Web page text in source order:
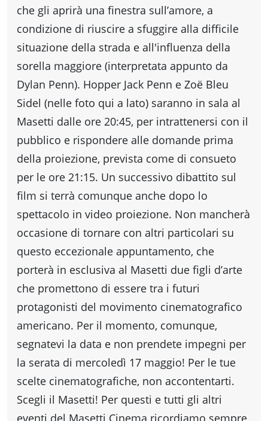
che gli aprirà una finestra sull’amore, a
condizione di riuscire a sfuggire alla difficile
situazione della strada e all'influenza della
sorella maggiore (interpretata appunto da
Dylan Penn). Hopper Jack Penn e Zoë Bleu
Sidel (nelle foto qui a lato) saranno in sala al
Masetti dalle ore 20:45, per intrattenersi con il
pubblico e rispondere alle domande prima
della proiezione, prevista come di consueto
per le ore 21:15. Un successivo dibattito sul
film si terrà comunque anche dopo lo
spettacolo in video proiezione. Non mancherà
occasione di tornare con altri particolari su
questo eccezionale appuntamento, che
porterà in esclusiva al Masetti due figli d’arte
che promettono di essere tra i futuri
protagonisti del movimento cinematografico
americano. Per il momento, comunque,
segnatevi la data e non prendete impegni per
la serata di mercoledì 17 maggio! Per le tue
scelte cinematografiche, non accontentarti.
Scegli il Masetti! Per questi e tutti gli altri
eventi del Masetti Cinema ricordiamo sempre,